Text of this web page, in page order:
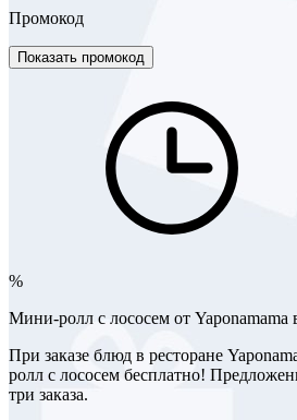
Промокод
Показать промокод
%
Мини-ролл с лососем от Yaponamama
При заказе блюд в ресторане
ролл с лососем бесплатно!
три заказа.